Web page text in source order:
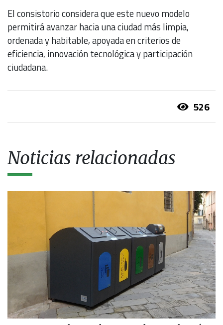
El consistorio considera que este nuevo modelo
permitirá avanzar hacia una ciudad más limpia,
ordenada y habitable, apoyada en criterios de
eficiencia, innovación tecnológica y participación
ciudadana.
526
Noticias relacionadas